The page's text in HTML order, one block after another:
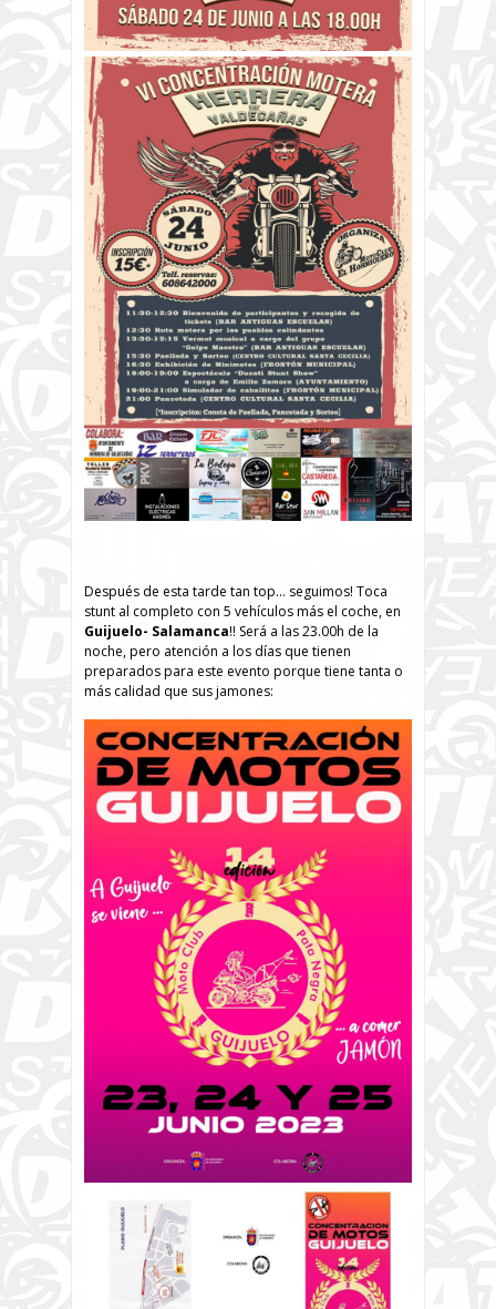
Después de esta tarde tan top… seguimos! Toca
stunt al completo con 5 vehículos más el coche, en
Guijuelo- Salamanca!! Será a las 23.00h de la
noche, pero atención a los días que tienen
preparados para este evento porque tiene tanta o
más calidad que sus jamones: